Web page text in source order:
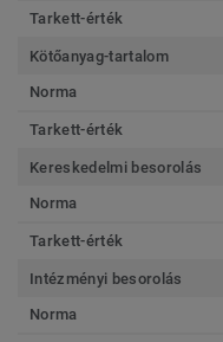
Tarkett-érték
Kötőanyag-tartalom
Norma
Tarkett-érték
Kereskedelmi besorolás
Norma
Tarkett-érték
Intézményi besorolás
Norma